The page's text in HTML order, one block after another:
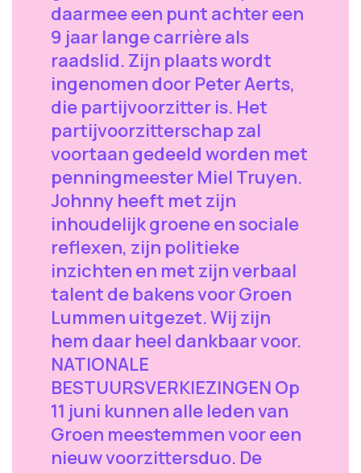
daarmee een punt achter een
9 jaar lange carrière als
raadslid. Zijn plaats wordt
ingenomen door Peter Aerts,
die partijvoorzitter is. Het
partijvoorzitterschap zal
voortaan gedeeld worden met
penningmeester Miel Truyen.
Johnny heeft met zijn
inhoudelijk groene en sociale
reflexen, zijn politieke
inzichten en met zijn verbaal
talent de bakens voor Groen
Lummen uitgezet. Wij zijn
hem daar heel dankbaar voor.
NATIONALE
BESTUURSVERKIEZINGEN Op
11 juni kunnen alle leden van
Groen meestemmen voor een
nieuw voorzittersduo. De